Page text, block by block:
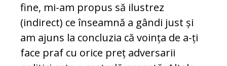
fine, mi-am propus să ilustrez
(indirect) ce înseamnă a gândi just și
am ajuns la concluzia că voința de a-ți
face praf cu orice preț adversarii